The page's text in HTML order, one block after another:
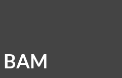
BAM